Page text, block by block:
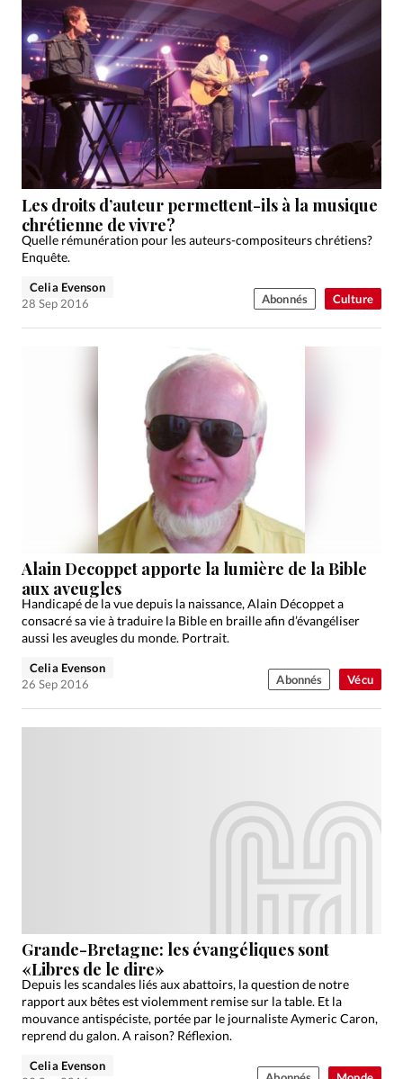
Culture
Les droits d’auteur permettent-ils à la musique
chrétienne de vivre?
Quelle rémunération pour les auteurs-compositeurs chrétiens?
Enquête.
Celia Evenson
28 Sep 2016
Abonnés
Vécu
Alain Decoppet apporte la lumière de la Bible
aux aveugles
Handicapé de la vue depuis la naissance, Alain Décoppet a
consacré sa vie à traduire la Bible en braille afin d’évangéliser
aussi les aveugles du monde. Portrait.
Celia Evenson
26 Sep 2016
Abonnés
Grande-Bretagne: les évangéliques sont
«Libres de le dire»
Depuis les scandales liés aux abattoirs, la question de notre
rapport aux bêtes est violemment remise sur la table. Et la
mouvance antispéciste, portée par le journaliste Aymeric Caron,
reprend du galon. A raison? Réflexion.
Celia Evenson